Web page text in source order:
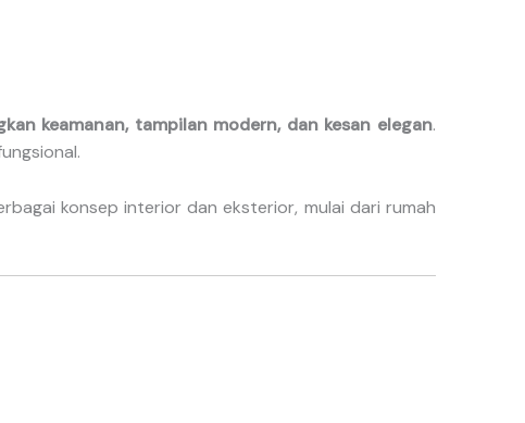
keamanan, tampilan modern, dan kesan elegan.
konsep interior dan eksterior, mulai dari rumah